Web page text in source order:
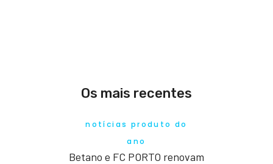
Os mais recentes
notícias produto do
ano
Betano e FC PORTO renovam